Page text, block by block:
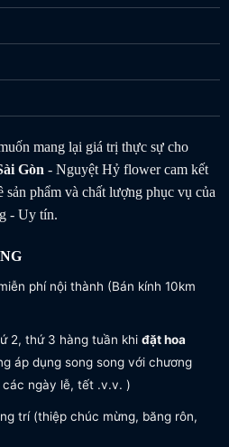
mang lại giá trị thực sự cho
Gòn - Nguyệt Hỷ flower cam kết
phẩm và chất lượng phục vụ của
- Uy tín.
phí nội thành (Bán kính 10km
2, thứ 3 hàng tuần khi đặt hoa
áp dụng song song với chương
ngày lễ, tết .v.v. )
trí (thiệp chúc mừng, băng rôn,